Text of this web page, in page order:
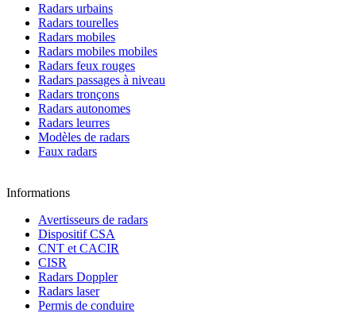
Radars urbains
Radars tourelles
Radars mobiles
Radars mobiles mobiles
Radars feux rouges
Radars passages à niveau
Radars tronçons
Radars autonomes
Radars leurres
Modèles de radars
Faux radars
Informations
Avertisseurs de radars
Dispositif CSA
CNT et CACIR
CISR
Radars Doppler
Radars laser
Permis de conduire